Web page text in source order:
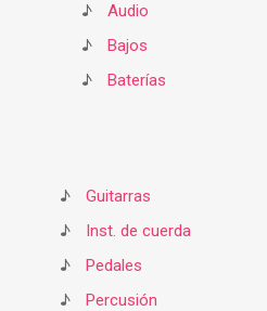
♪
Audio
♪
Bajos
♪
Baterías
♪
Guitarras
♪
Inst. de cuerda
♪
Pedales
♪
Percusión